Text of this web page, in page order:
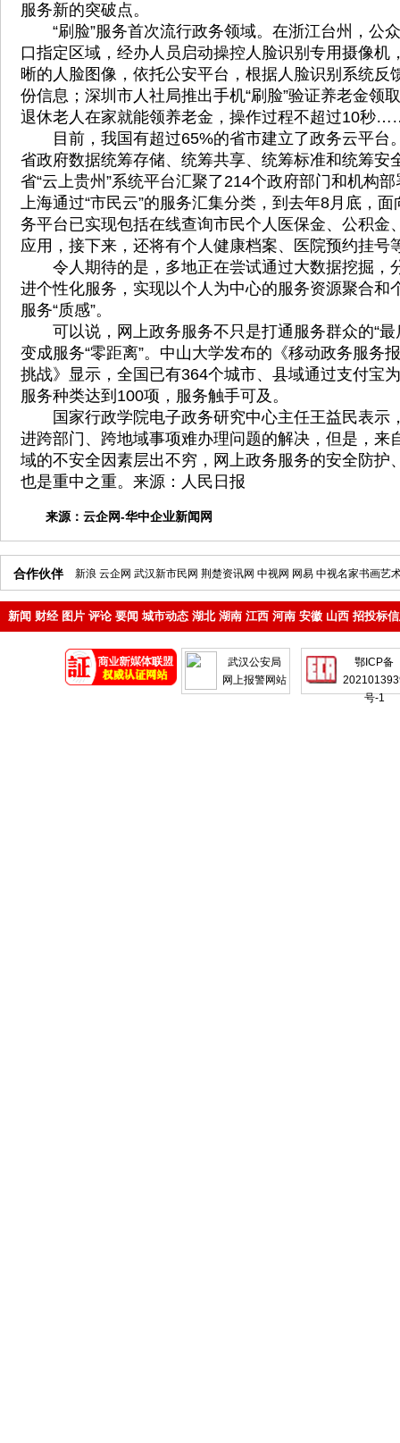
服务新的突破点。
“刷脸”服务首次流行政务领域。在浙江台州，公
口指定区域，经办人员启动操控人脸识别专用摄像机
晰的人脸图像，依托公安平台，根据人脸识别系统反
份信息；深圳市人社局推出手机“刷脸”验证养老金领
退休老人在家就能领养老金，操作过程不超过10秒
目前，我国有超过65%的省市建立了政务云平台
省政府数据统筹存储、统筹共享、统筹标准和统筹安
省“云上贵州”系统平台汇聚了214个政府部门和机构
上海通过“市民云”的服务汇集分类，到去年8月底，
务平台已实现包括在线查询市民个人医保金、公积金
应用，接下来，还将有个人健康档案、医院预约挂号
令人期待的是，多地正在尝试通过大数据挖掘，
进个性化服务，实现以个人为中心的服务资源聚合和
服务“质感”。
可以说，网上政务服务不只是打通服务群众的“最
变成服务“零距离”。中山大学发布的《移动政务服
挑战》显示，全国已有364个城市、县域通过支付宝
服务种类达到100项，服务触手可及。
国家行政学院电子政务研究中心主任王益民表示
进跨部门、跨地域事项难办理问题的解决，但是，来
域的不安全因素层出不穷，网上政务服务的安全防护
也是重中之重。来源：人民日报
来源： 云企网-华中企业新闻网
合作伙伴 新浪 云企网 武汉新市民网 荆楚资讯网 中视网 网易 中视名家书画艺
新闻 财经 图片 评论 要闻 城市动态 湖北 湖南 江西 河南 安徽 山西 招投标
武汉公安局
网上报警网站
鄂ICP备
号-1